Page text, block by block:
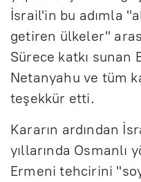
İsrail'in bu adımla
getiren ülkeler"
Sürece katkı sunan
Netanyahu ve tüm
teşekkür etti.
Kararın ardından
yıllarında Osmanlı
Ermeni tehcirini